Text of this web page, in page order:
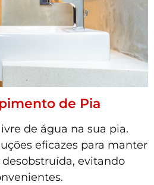
de Pia
de água na sua pia.
eficazes para manter
evitando